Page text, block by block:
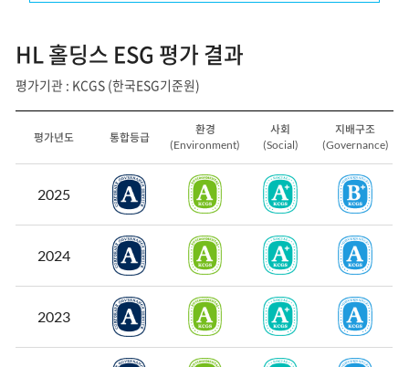
HL 홀딩스 ESG 평가 결과
평가기관 : KCGS (한국ESG기준원)
평가년도 통합등급 환경
(Environment)
사회
(Social)
지배구조
(Governance)
2025
2024
2023